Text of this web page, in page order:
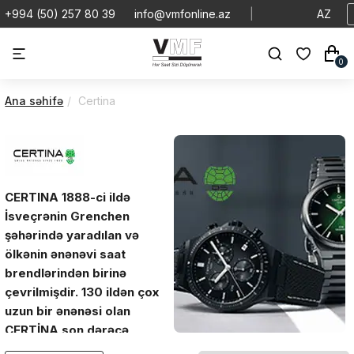
+994 (50) 257 80 39 info@vmfonline.az AZ
0
Ana səhifə Certina
CERTINA 1888-ci ildə
İsveçrənin Grenchen
şəhərində yaradılan və
ölkənin ənənəvi saat
brendlərindən birinə
çevrilmişdir. 130 ildən çox
uzun bir ənənəsi olan
CERTİNA son dərəcə
dayanıqlı təhlükəsizlik